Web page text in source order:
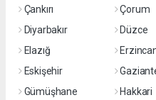
Çankırı
Çorum
Diyarbakır
Düzce
Elazığ
Eskişehir
Gümüşhane
Hakkari